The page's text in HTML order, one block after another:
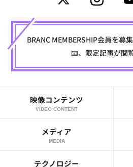
BRANC MEMBERSHIP会員を募
📧、限定記事が閲
映像コンテンツ
VIDEO CONTENT
メディア
MEDIA
テクノロジー